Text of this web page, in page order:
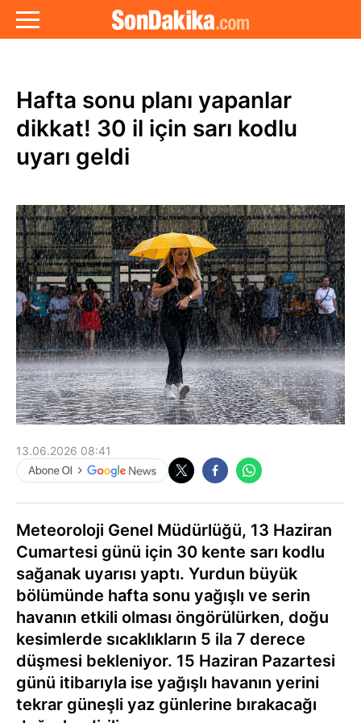
Hafta sonu planı yapanlar
dikkat! 30 il için sarı kodlu
uyarı geldi
13.06.2026 08:41
Meteoroloji Genel Müdürlüğü, 13 Haziran
Cumartesi günü için 30 kente sarı kodlu
sağanak uyarısı yaptı. Yurdun büyük
bölümünde hafta sonu yağışlı ve serin
havanın etkili olması öngörülürken, doğu
kesimlerde sıcaklıkların 5 ila 7 derece
düşmesi bekleniyor. 15 Haziran Pazartesi
günü itibarıyla ise yağışlı havanın yerini
tekrar güneşli yaz günlerine bırakacağı